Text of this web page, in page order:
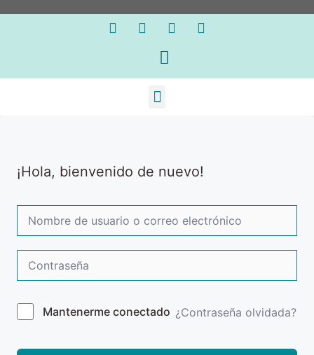
¡Hola, bienvenido de nuevo!
Mantenerme conectado ¿Contraseña olvidada?